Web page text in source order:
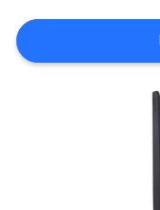
CONTACTEZ-